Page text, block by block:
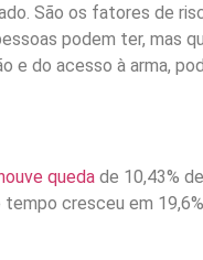
São os fatores de
podem ter, mas
e do acesso à arma,
queda de 10,43%
cresceu em